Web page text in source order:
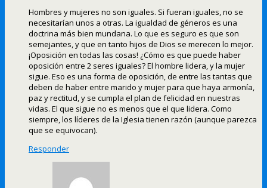
Hombres y mujeres no son iguales. Si fueran iguales, no se
necesitarían unos a otras. La igualdad de géneros es una
doctrina más bien mundana. Lo que es seguro es que son
semejantes, y que en tanto hijos de Dios se merecen lo mejor.
¡Oposición en todas las cosas! ¿Cómo es que puede haber
oposición entre 2 seres iguales? El hombre lidera, y la mujer
sigue. Eso es una forma de oposición, de entre las tantas que
deben de haber entre marido y mujer para que haya armonía,
paz y rectitud, y se cumpla el plan de felicidad en nuestras
vidas. El que sigue no es menos que el que lidera. Como
siempre, los líderes de la Iglesia tienen razón (aunque parezca
que se equivocan).
Responder